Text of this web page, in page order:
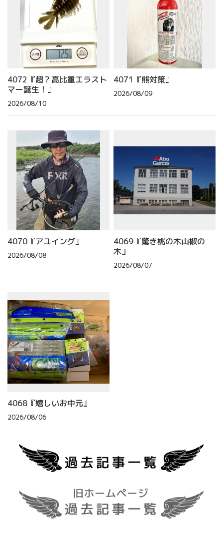
4072『超？高比重エラスト
マー誕生！』
2026/08/10
4071『熊対策』
2026/08/09
4070『アユイング』
2026/08/08
4069『驚き桃の木山椒の
木』
2026/08/07
4068『嬉しいお中元』
2026/08/06